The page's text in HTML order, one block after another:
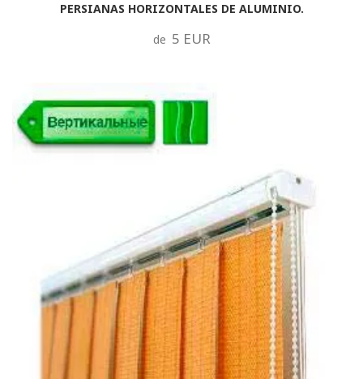
PERSIANAS HORIZONTALES DE ALUMINIO.
de 5 EUR